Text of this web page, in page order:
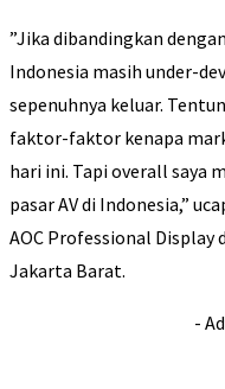
”Jika dibandingkan
Indonesia masih under-
sepenuhnya keluar.
faktor-faktor kenapa
hari ini. Tapi overall saya
pasar AV di Indonesia,”
AOC Professional
Jakarta Barat.
-